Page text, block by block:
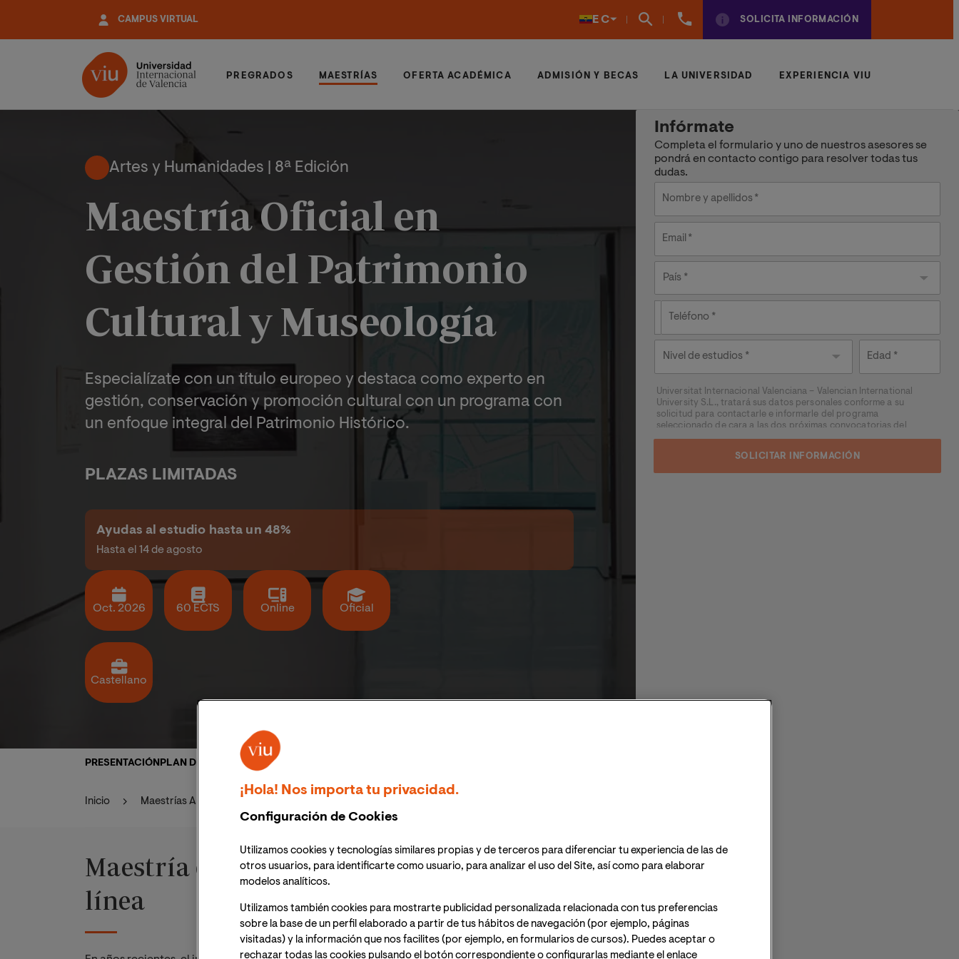
contenido
CAMPUS VIRTUAL EC
(+34)
SOLICITA INFORMACIÓN
PREGRADOS MAESTRÍAS OFERTA ACADÉMICA ADMISIÓN Y BECAS LA UNIVERSIDAD EXPERIENCIA VIU
Artes y Humanidades | 8ª Edición
Maestría Oficial en
Gestión del Patrimonio
Cultural y Museología
Especialízate con un título europeo y destaca como experto en
gestión, conservación y promoción cultural con un programa con
un enfoque integral del Patrimonio Histórico.
PLAZAS LIMITADAS
Oct. 2026 60 ECTS Online Oficial
Castellano
Ayudas al estudio hasta un 48%
Hasta el 14 de agosto
PRESENTACIÓNPLAN DE ESTUDIOS PERFIL PROFESIONAL
Inicio Maestrías Artes y Humanidades
Maestría en Patrimonio Histórico 100% en
línea
Infórmate
Completa el formulario y uno de nuestros asesores se
pondrá en contacto contigo para resolver todas tus
dudas.
Nombre y apellidos
Email
Edad
País *
Teléfono
Universitat Internacional Valenciana – Valencian International
University S.L., tratará sus datos personales conforme a su
solicitud para contactarle e informarle del programa
seleccionado de cara a las dos próximas convocatorias del
telefónicos, siendo eliminados una vez facilitada dicha
¡Hola! Nos importa tu privacidad.
Configuración de Cookies
Utilizamos cookies y tecnologías similares propias y de terceros para diferenciar tu experiencia de las de
otros usuarios, para identificarte como usuario, para analizar el uso del Site, así como para elaborar
modelos analíticos.
Utilizamos también cookies para mostrarte publicidad personalizada relacionada con tus preferencias
sobre la base de un perfil elaborado a partir de tus hábitos de navegación (por ejemplo, páginas
visitadas) y la información que nos facilites (por ejemplo, en formularios de cursos). Puedes aceptar o
rechazar todas las cookies pulsando el botón correspondiente o configurarlas mediante el enlace